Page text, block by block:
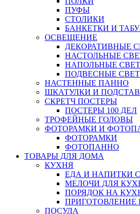
ПУФЫ
СТОЛИКИ
БАНКЕТКИ И
ОСВЕЩЕНИЕ
ДЕКОРАТИВНЫЕ
НАСТОЛЬНЫЕ
НАПОЛЬНЫЕ
ПОДВЕСНЫЕ
НАСТЕННЫЕ ПАННО
ШКАТУЛКИ И
СКРЕТЧ ПОСТЕРЫ
ПОСТЕРЫ 100 ДЕЛ
ТРОФЕЙНЫЕ ГОЛОВЫ
ФОТОРАМКИ И
ФОТОРАМКИ
ФОТОПАННО
ТОВАРЫ ДЛЯ ДОМА
КУХНЯ
ЕДА И НАПИТКИ
МЕЛОЧИ ДЛЯ
ПОРЯДОК НА
ПОСУДА